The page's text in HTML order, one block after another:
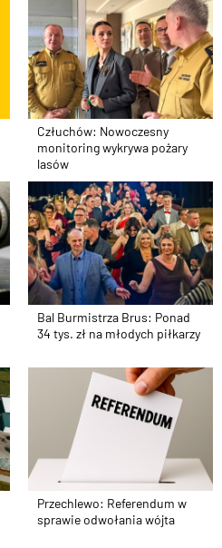
Człuchów: Nowoczesny
monitoring wykrywa pożary
lasów
Bal Burmistrza Brus: Ponad
34 tys. zł na młodych piłkarzy
Przechlewo: Referendum w
sprawie odwołania wójta